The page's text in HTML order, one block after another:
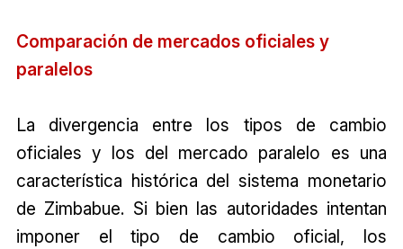
Comparación de mercados oficiales y
paralelos
La divergencia entre los tipos de cambio
oficiales y los del mercado paralelo es una
característica histórica del sistema monetario
de Zimbabue. Si bien las autoridades intentan
imponer el tipo de cambio oficial, los